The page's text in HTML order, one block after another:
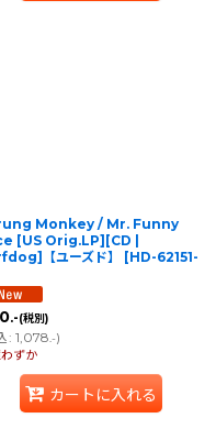
Monkey / Mr. Funny
[US Orig.LP][CD |
【ユーズド】
[HD-62151-
.-(税別)
: 1,078.-)
ずか
カートに入れる